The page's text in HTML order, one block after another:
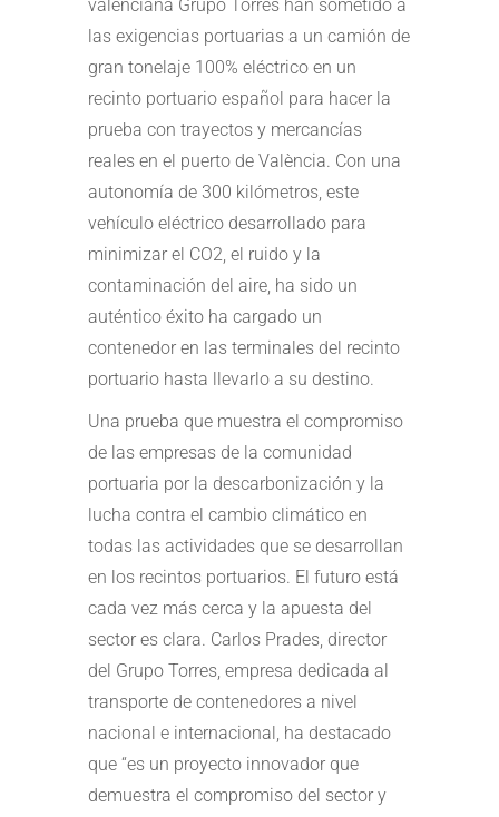
valenciana Grupo Torres han sometido a
las exigencias portuarias a un camión de
gran tonelaje 100% eléctrico en un
recinto portuario español para hacer la
prueba con trayectos y mercancías
reales en el puerto de València. Con una
autonomía de 300 kilómetros, este
vehículo eléctrico desarrollado para
minimizar el CO2, el ruido y la
contaminación del aire, ha sido un
auténtico éxito ha cargado un
contenedor en las terminales del recinto
portuario hasta llevarlo a su destino.
Una prueba que muestra el compromiso
de las empresas de la comunidad
portuaria por la descarbonización y la
lucha contra el cambio climático en
todas las actividades que se desarrollan
en los recintos portuarios. El futuro está
cada vez más cerca y la apuesta del
sector es clara. Carlos Prades, director
del Grupo Torres, empresa dedicada al
transporte de contenedores a nivel
nacional e internacional, ha destacado
que “es un proyecto innovador que
demuestra el compromiso del sector y